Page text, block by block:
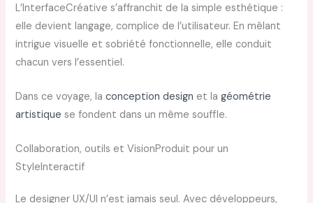
L’InterfaceCréative s’affranchit de la simple esthétique :
elle devient langage, complice de l’utilisateur. En mêlant
intrigue visuelle et sobriété fonctionnelle, elle conduit
chacun vers l’essentiel.
Dans ce voyage, laconception design et lagéométrie
artistique se fondent dans un même souffle.
Collaboration, outils et VisionProduit pour un
StyleInteractif
Le designer UX/UI n’est jamais seul. Avec développeurs,